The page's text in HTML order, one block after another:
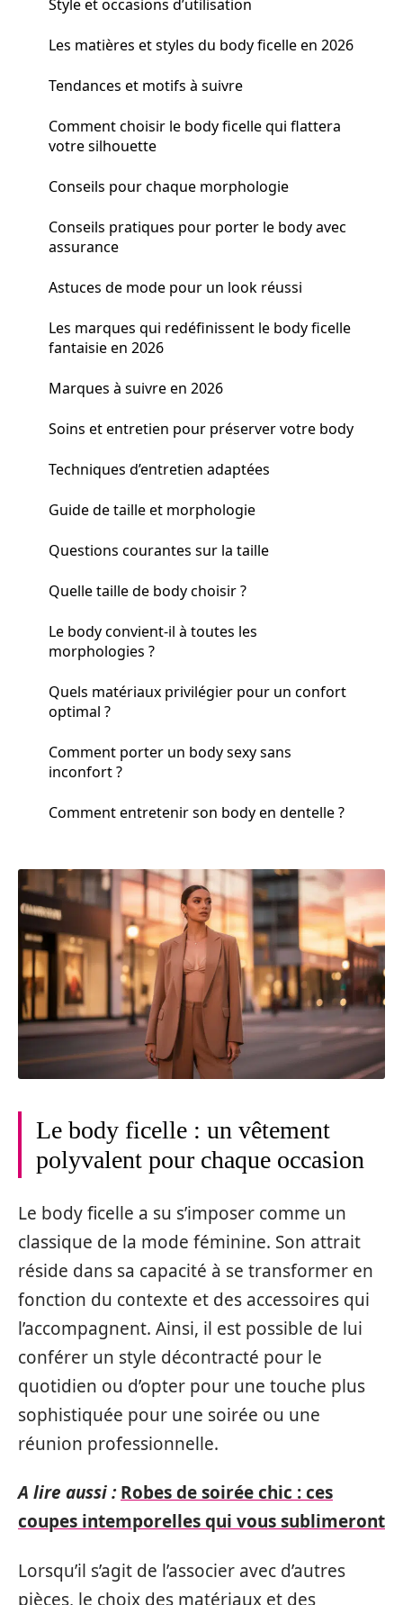
Style et occasions d’utilisation
Les matières et styles du body ficelle en 2026
Tendances et motifs à suivre
Comment choisir le body ficelle qui flattera
votre silhouette
Conseils pour chaque morphologie
Conseils pratiques pour porter le body avec
assurance
Astuces de mode pour un look réussi
Les marques qui redéfinissent le body ficelle
fantaisie en 2026
Marques à suivre en 2026
Soins et entretien pour préserver votre body
Techniques d’entretien adaptées
Guide de taille et morphologie
Questions courantes sur la taille
Quelle taille de body choisir ?
Le body convient-il à toutes les
morphologies ?
Quels matériaux privilégier pour un confort
optimal ?
Comment porter un body sexy sans
inconfort ?
Comment entretenir son body en dentelle ?
Le body ficelle : un vêtement
polyvalent pour chaque occasion
Le body ficelle a su s’imposer comme un
classique de la mode féminine. Son attrait
réside dans sa capacité à se transformer en
fonction du contexte et des accessoires qui
l’accompagnent. Ainsi, il est possible de lui
conférer un style décontracté pour le
quotidien ou d’opter pour une touche plus
sophistiquée pour une soirée ou une
réunion professionnelle.
A lire aussi : Robes de soirée chic : ces
coupes intemporelles qui vous sublimeront
Lorsqu’il s’agit de l’associer avec d’autres
pièces, le choix des matériaux et des